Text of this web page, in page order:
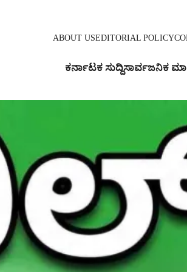
ABOUT USEDITORIAL POLICY
ಕರ್ನಾಟಕ ಸುದ್ದಿಸಾರ್ವಜನಿಕ